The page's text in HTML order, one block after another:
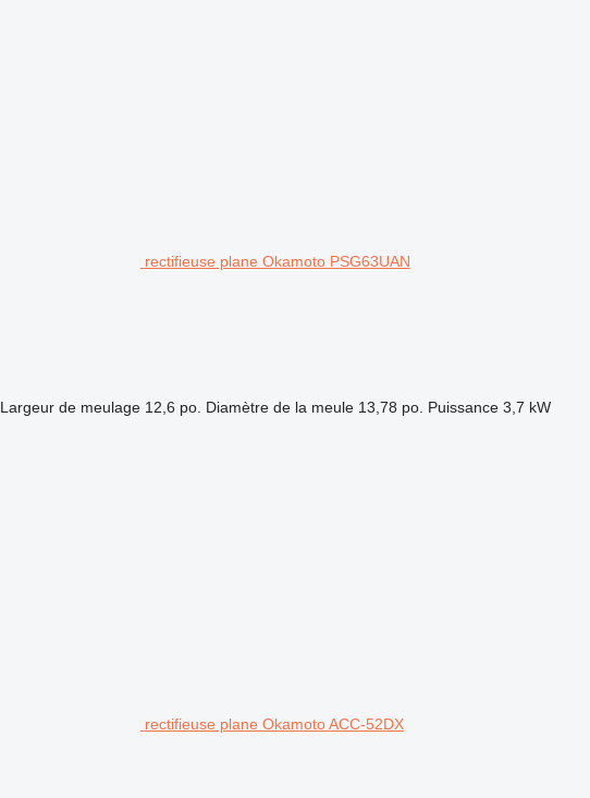
rectifieuse plane Okamoto PSG63UAN
Largeur de meulage 12,6 po. Diamètre de la meule 13,78 po. Puissance 3,7 kW
rectifieuse plane Okamoto ACC-52DX